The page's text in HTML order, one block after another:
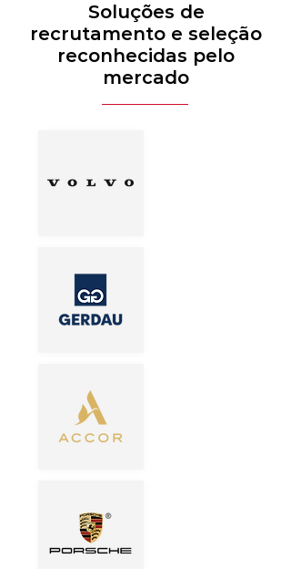
Soluções de
recrutamento e seleção
reconhecidas pelo
mercado